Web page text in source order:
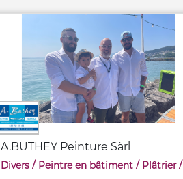
A.BUTHEY Peinture Sàrl
Divers / Peintre en bâtiment / Plâtrier / constructeur à sec